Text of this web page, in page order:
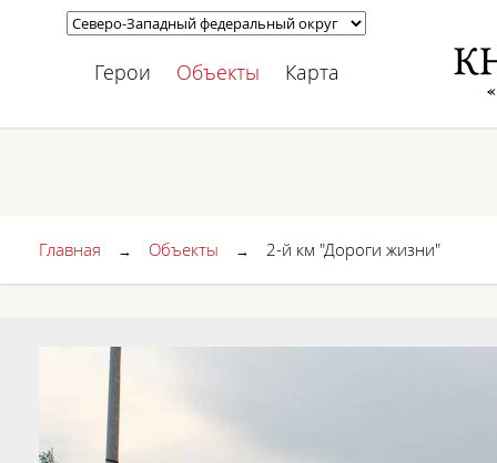
Герои Объекты Карта
Главная → Объекты → 2-й км "Дороги жизни"